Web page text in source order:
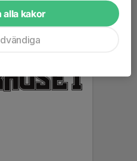
alla kakor